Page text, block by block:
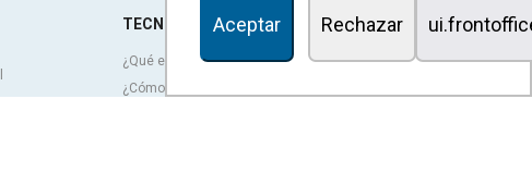
TECNOLOGÍA
¿Qué es una cortina de aire?
¿Cómo funcionan las cortinas de aire?
Aceptar Rechazar